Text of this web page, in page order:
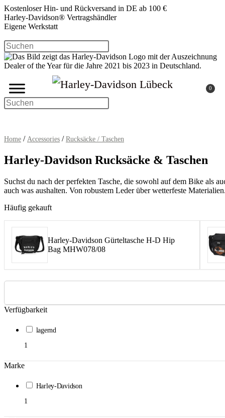
Zum
Inhalt
springen
Kostenloser Hin- und Rückversand in DE ab 100 €
Harley-Davidson® Vertragshändler
Eigene Werkstatt
Press
Escape
to
close
the
search
panel.
0
Press
Escape
the
panel.
Home / Accessories / Rucksäcke / Taschen
Harley-Davidson Rucksäcke & Taschen
Suchst du nach der perfekten Tasche, die sowohl auf dem Bike als
auch was aushalten. Von robustem Leder über wetterfeste
Häufig gekauft
Harley-Davidson Gürteltasche H-D Hip
Bag MHW078/08
Verfügbarkeit
lagernd
1
Marke
Harley-Davidson
1